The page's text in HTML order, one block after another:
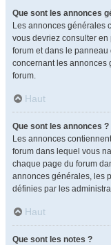
Que sont les annonces
Les annonces générales
vous devriez consulter
forum et dans le panneau
concernant les annonces
forum.
Haut
Que sont les annonces ?
Les annonces
forum dans lequel vous
chaque page du forum
annonces générales, les
définies par les
Haut
Que sont les notes ?